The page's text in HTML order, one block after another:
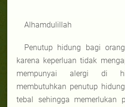
Alhamdulillah
Penutup hidung bagi
karena keperluan tidak
mempunyai alergi di
membutuhkan penutup
tebal sehingga memerlukan